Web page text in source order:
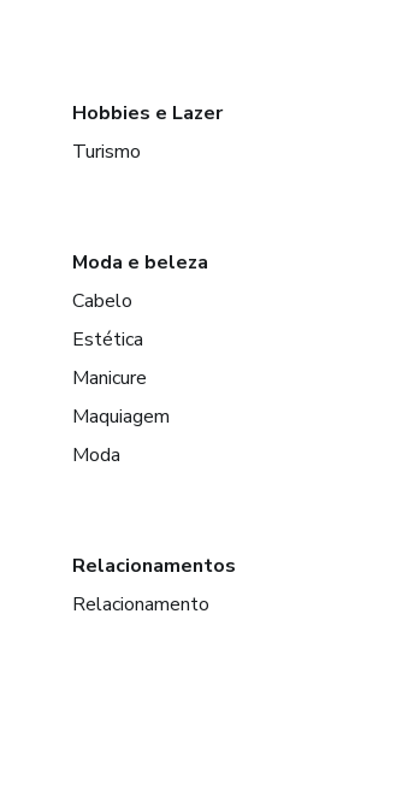
Hobbies e Lazer
Turismo
Moda e beleza
Cabelo
Estética
Manicure
Maquiagem
Moda
Relacionamentos
Relacionamento